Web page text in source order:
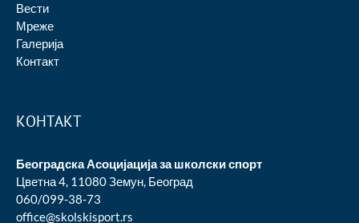
Вести
Мреже
Галерија
Контакт
КОНТАКТ
Београдска Асоцијација за школски спорт
Цветна 4, 11080 Земун, Београд
060/099-38-73
office@skolskisport.rs